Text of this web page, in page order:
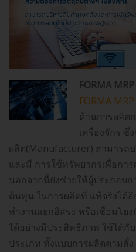
FORMA MRP
FORMA MRP
ด้านการผลิต
เครื่องจักร ซึ่
ผลิต(Manufacturer) สามาร
และมี การใช้ทรัพยากรเพื่อกา
นอกจากนี้ยังช่วยให้ผู้ประกอบ
ต้นทุน ในการผลิตที่ แท้จริงได้
ทำงานแยกอิสระ หรือเชื่อมโย
ได้อย่างมีประสิทธิภาพ ใช้ได้กั
ประเภท ทั้งแบบการผลิตตามสั่